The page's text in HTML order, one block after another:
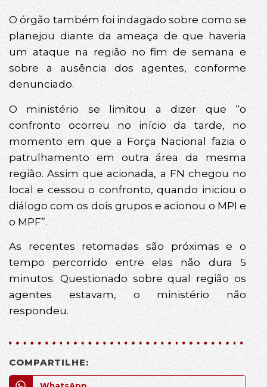
O órgão também foi indagado sobre como se
planejou diante da ameaça de que haveria
um ataque na região no fim de semana e
sobre a ausência dos agentes, conforme
denunciado.
O ministério se limitou a dizer que “o
confronto ocorreu no início da tarde, no
momento em que a Força Nacional fazia o
patrulhamento em outra área da mesma
região. Assim que acionada, a FN chegou no
local e cessou o confronto, quando iniciou o
diálogo com os dois grupos e acionou o MPI e
o MPF”.
As recentes retomadas são próximas e o
tempo percorrido entre elas não dura 5
minutos. Questionado sobre qual região os
agentes estavam, o ministério não
respondeu.
COMPARTILHE: